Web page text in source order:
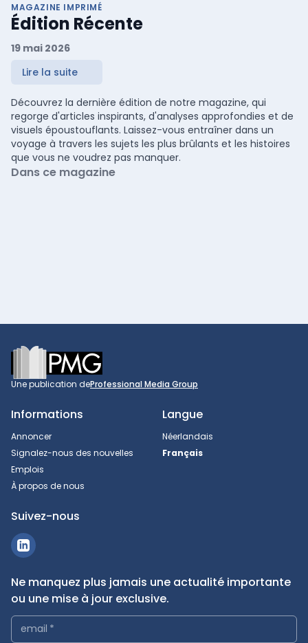
MAGAZINE IMPRIMÉ
Édition Récente
19 mai 2026
Lire la suite
Découvrez la dernière édition de notre magazine, qui
regorge d'articles inspirants, d'analyses approfondies et de
visuels époustouflants. Laissez-vous entraîner dans un
voyage à travers les sujets les plus brûlants et les histoires
que vous ne voudrez pas manquer.
Dans ce magazine
Footer
Une publication deProfessional Media Group
Informations
Annoncer
Signalez-nous des nouvelles
Emplois
À propos de nous
Langue
Néerlandais
Français
Suivez-nous
Ne manquez plus jamais une actualité importante
ou une mise à jour exclusive.
email *